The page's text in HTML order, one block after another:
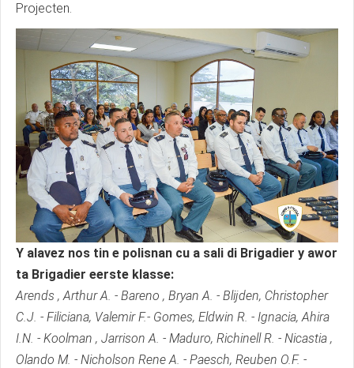
Projecten.
Y alavez nos tin e polisnan cu a sali di Brigadier y awor
ta Brigadier eerste klasse:
Arends , Arthur A. - Bareno , Bryan A. - Blijden, Christopher
C.J. - Filiciana, Valemir F.- Gomes, Eldwin R. - Ignacia, Ahira
I.N. - Koolman , Jarrison A. - Maduro, Richinell R. - Nicastia ,
Olando M. - Nicholson Rene A. - Paesch, Reuben O.F. -